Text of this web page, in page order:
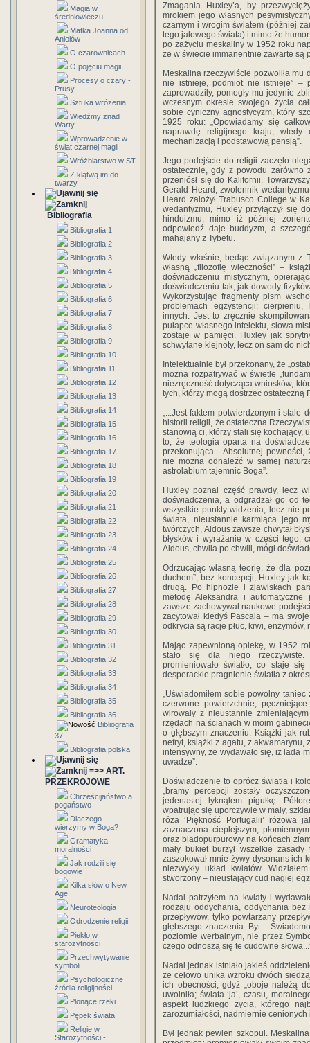
Magia w
średniowieczu
Matka Joanna od
Aniołów
O czarownicach
O pojęciu magii
Procesy o czary -
Prusy
Sztuka wróżenia
Wiedźmy znad
Warty
Wprowadzenie w
świat czarnej magii
Wróżbiarstwo w ST
Z klątwą im do
twarzy
Bibliografia
Bibliografia 1
Bibliografia 2
Bibliografia 3
Bibliografia 4
Bibliografia 5
Bibliografia 6
Bibliografia 7
Bibliografia 8
Bibliografia 9
Bibliografia 10
Bibliografia 11
Bibliografia 12
Bibliografia 13
Bibliografia 14
Bibliografia 15
Bibliografia 16
Bibliografia 17
Bibliografia 18
Bibliografia 19
Bibliografia 20
Bibliografia 21
Bibliografia 22
Bibliografia 23
Bibliografia 24
Bibliografia 25
Bibliografia 26
Bibliografia 27
Bibliografia 28
Bibliografia 29
Bibliografia 30
Bibliografia 31
Bibliografia 32
Bibliografia 33
Bibliografia 34
Bibliografia 35
Bibliografia 36
Bibliografia
37
Bibliografia polska
=>> ART.
PRZEKROJOWE
Chrześcijaństwo a
pogaństwo
Dlaczego
wierzymy w Boga?
Gramatyka
moralności
Jak rodzili się
bogowie
Kilka słów o New
Age
Neuroteologia
Odrodzenie religii
Piekło w
starożytności
Przechwytywanie
symboli
Psychologiczne
źródła religijności
Płonące rzeki
Pępek świata
Religie w
Starożytności -
Zmagania Huxley’a, by
mrokiem jego własnych
czarnym i wrogim światem (później
tego jałowego świata) i mimo że
po zażyciu meskaliny w 1952 roku
że w świecie immanentnie zawarte są
Meskalina rzeczywiście pozwoliła mu
nie istnieje, podmiot nie istnieje” –
zaprowadziły, pomogły mu jedynie
wczesnym okresie swojego życia
sobie cyniczny agnostycyzm, który
1925 roku: „Opowiadamy się
naprawdę religijnego kraju; wtedy
mechanizacją i podstawową pensją”.
Jego podejście do religii zaczęło
ostatecznie, gdy z powodu zarówno
przeniósł się do Kalifornii.
Gerald Heard, zwolennik
Heard założył Trabusco College w
wedantyzmu, Huxley przyłączył się
hinduizmu, mimo iż później
odpowiedź daje buddyzm, a
mahajany z Tybetu.
Wtedy właśnie, będąc związanym z
własną „filozofię wieczności” –
doświadczeniu mistycznym,
doświadczeniu tak, jak dowody
Wykorzystując fragmenty pism
problemach egzystencji: cierpieniu,
innych. Jest to zręcznie
pułapce własnego intelektu, słowa
zostaje w pamięci. Huxley jak
schwytane klejnoty, lecz on sam do
Intelektualnie był przekonany, że
można rozpatrywać w świetle
niezręczność dotycząca wniosków,
tych, którzy mogą dostrzec ostateczną
„...Jest faktem potwierdzonym i stale
historii religii, że ostateczna
stanowią ci, którzy stali się kochający,
to, że teologia oparta na
przekonująca... Absolutnej
nie można odnaleźć w samej
astrolabium tajemnic Boga”.
Huxley poznał część prawdy, lecz
doświadczenia, a odgradzał go od
wszystkie punkty widzenia, lecz nie
świata, nieustannie karmiąca jego
twórczych, Aldous zawsze chwytał
błysków i wyrażanie w części tego,
Aldous, chwila po chwili, mógł
Odrzucając własną teorię, że dla
duchem”, bez koncepcji, Huxley jak
drugą. Po hipnozie i zjawiskach
metodę Aleksandra i automatyczne
zawsze zachowywał naukowe
zacytował kiedyś Pascala – ma
odkrycia są racje płuc, krwi, enzymów,
Mając zapewnioną opiekę, w 1952
stało się dla niego rzeczywiste.
promieniowało światło, co staje
desperackie pragnienie światła z
„Uświadomiłem sobie powolny taniec
czerwone powierzchnie,
wirowały z nieustannie
rzędach na ścianach w moim
o głębszym znaczeniu. Książki jak
nefryt, książki z agatu, z akwamarynu,
intensywny, że wydawało się, iż lada
uwadze”.
Doświadczenie to oprócz światła i
„bramy percepcji zostały
jedenastej łyknąłem pigułkę.
wpatrując się uporczywie w mały,
róża ‘Piękność Portugalii’ różowa
zaznaczona cieplejszym,
oraz bladopurpurowy na końcach
mały bukiet burzył wszelkie
zaszokował mnie żywy dysonans ich
niezwykły układ kwiatów.
stworzony – nieustający cud nagiej
Nadal patrzyłem na kwiaty i
rodzaju oddychania, oddychania
przepływów, tylko powtarzany
głębszego znaczenia. Byt –
poziomie werbalnym, nie przez
czego odnoszą się te cudowne
Nadal jednak istniało jakieś
że celowo unika wzroku dwóch
ich obecności, gdyż „oboje należą
uwolniła; świata ‘ja’, czasu,
aspekt ludzkiego życia, którego
zarozumiałości, nadmiernie
Był jednak pewien szkopuł.